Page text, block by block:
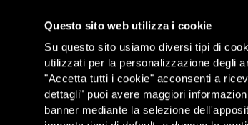
Questo sito web utilizza i cookie
Su questo sito usiamo diversi tipi di
utilizzati per la personalizzazione degli
"Accetta tutti i cookie" acconsenti a
dettagli" puoi avere maggiori
banner mediante la selezione
Narges è statapiù volte ricoverata
di embolia polmonare (un coagulo
e paralisi parziale temporanea.
La sua “colpa” è di aver invocato
rappresentanti di istituzioni
in un periodo in cui erano frequenti